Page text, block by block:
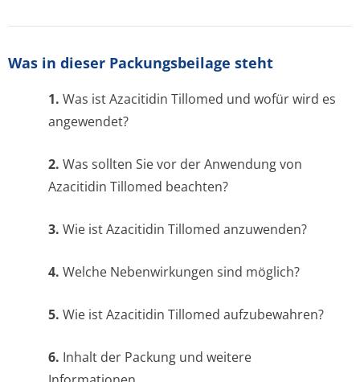
Was in dieser Packungsbeilage steht
1. Was ist Azacitidin Tillomed und wofür wird es
angewendet?
2. Was sollten Sie vor der Anwendung von
Azacitidin Tillomed beachten?
3. Wie ist Azacitidin Tillomed anzuwenden?
4. Welche Nebenwirkungen sind möglich?
5. Wie ist Azacitidin Tillomed aufzubewahren?
6. Inhalt der Packung und weitere